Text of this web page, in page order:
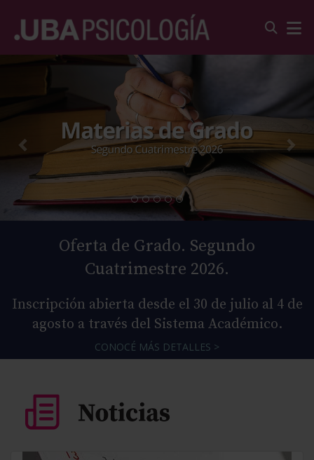
Oferta de Grado. Segundo
Cuatrimestre 2026.
Inscripción abierta desde el 30 de julio al 4 de
agosto a través del Sistema Académico.
CONOCÉ MÁS DETALLES >